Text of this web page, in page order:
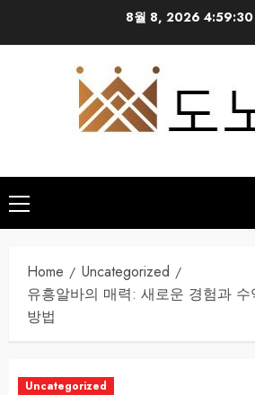
8월 8, 20264:59:31
Primary
Menu
Home
Uncategorized
유흥알바의 매력: 새로운 경험과
방법
Uncategorized